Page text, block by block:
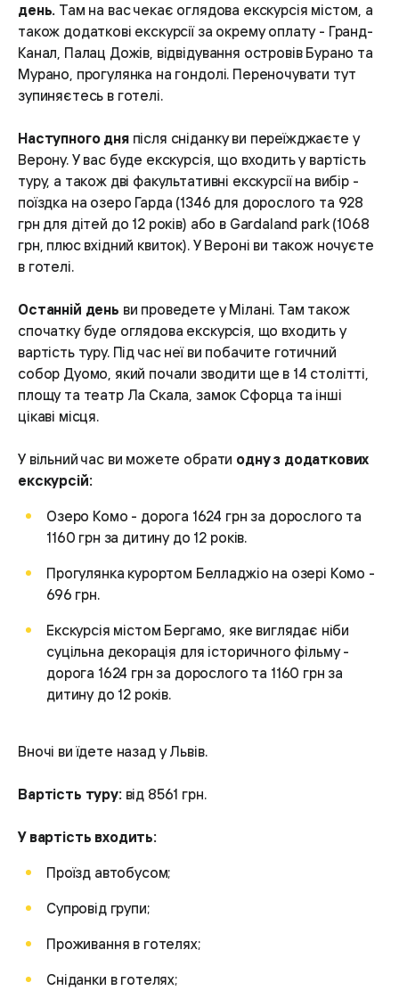
день. Там на вас чекає оглядова екскурсія містом, а
також додаткові екскурсії за окрему оплату - Гранд-
Канал, Палац Дожів, відвідування островів Бурано та
Мурано, прогулянка на гондолі. Переночувати тут
зупиняєтесь в готелі.
Наступного дняпісля сніданку ви переїжджаєте у
Верону. У вас буде екскурсія, що входить у вартість
туру, а також дві факультативні екскурсії на вибір -
поїздка на озеро Гарда (1346 для дорослого та 928
грн для дітей до 12 років) або в Gardaland park (1068
грн, плюс вхідний квиток). У Вероні ви також ночуєте
в готелі.
Останній день ви проведете у Мілані. Там також
спочатку буде оглядова екскурсія, що входить у
вартість туру. Під час неї ви побачите готичний
собор Дуомо, який почали зводити ще в 14 столітті,
площу та театр Ла Скала, замок Сфорца та інші
цікаві місця.
У вільний час ви можете обрати одну з додаткових
екскурсій:
Озеро Комо - дорога 1624 грн за дорослого та
1160 грн за дитину до 12 років.
Прогулянка курортом Белладжіо на озері Комо -
696 грн.
Екскурсія містом Бергамо, яке виглядає ніби
суцільна декорація для історичного фільму -
дорога 1624 грн за дорослого та 1160 грн за
дитину до 12 років.
Вночі ви їдете назад у Львів.
Вартість туру: від 8561 грн.
У вартість входить:
Проїзд автобусом;
Супровід групи;
Проживання в готелях;
Сніданки в готелях;